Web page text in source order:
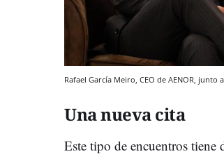
Rafael García Meiro, CEO de AENOR,
Una nueva cita
Este tipo de encuentros tiene